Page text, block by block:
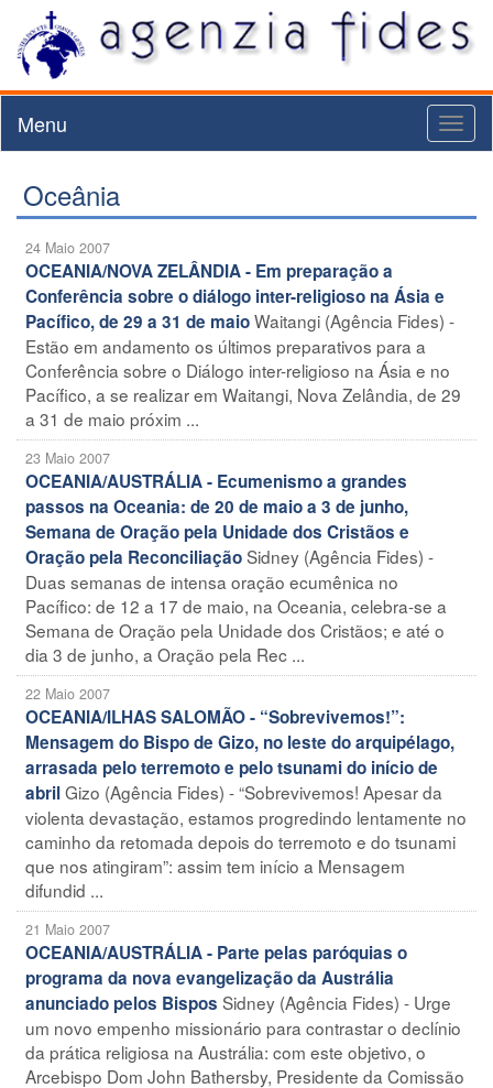
Menu
Oceânia
24 Maio 2007
OCEANIA/NOVA ZELÂNDIA - Em preparação a
Conferência sobre o diálogo inter-religioso na Ásia e
Pacífico, de 29 a 31 de maioWaitangi (Agência Fides) -
Estão em andamento os últimos preparativos para a
Conferência sobre o Diálogo inter-religioso na Ásia e no
Pacífico, a se realizar em Waitangi, Nova Zelândia, de 29
a 31 de maio próxim ...
23 Maio 2007
OCEANIA/AUSTRÁLIA - Ecumenismo a grandes
passos na Oceania: de 20 de maio a 3 de junho,
Semana de Oração pela Unidade dos Cristãos e
Oração pela ReconciliaçãoSidney (Agência Fides) -
Duas semanas de intensa oração ecumênica no
Pacífico: de 12 a 17 de maio, na Oceania, celebra-se a
Semana de Oração pela Unidade dos Cristãos; e até o
dia 3 de junho, a Oração pela Rec ...
22 Maio 2007
OCEANIA/ILHAS SALOMÃO - “Sobrevivemos!”:
Mensagem do Bispo de Gizo, no leste do arquipélago,
arrasada pelo terremoto e pelo tsunami do início de
abrilGizo (Agência Fides) - “Sobrevivemos! Apesar da
violenta devastação, estamos progredindo lentamente no
caminho da retomada depois do terremoto e do tsunami
que nos atingiram”: assim tem início a Mensagem
difundid ...
21 Maio 2007
OCEANIA/AUSTRÁLIA - Parte pelas paróquias o
programa da nova evangelização da Austrália
anunciado pelos Bispos Sidney (Agência Fides) - Urge
um novo empenho missionário para contrastar o declínio
da prática religiosa na Austrália: com este objetivo, o
Arcebispo Dom John Bathersby, Presidente da Comissão